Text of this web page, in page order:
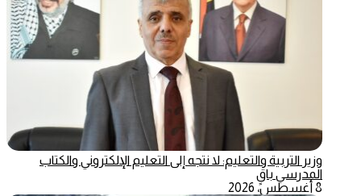
وزير التربية والتعليم: لا نتجه إلى التعليم الإلكتروني والكتاب
المدرسي باقٍ
8 أغسطس، 2026